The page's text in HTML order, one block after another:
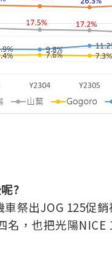
?
祭出JOG 125促
名，也把光陽NICE